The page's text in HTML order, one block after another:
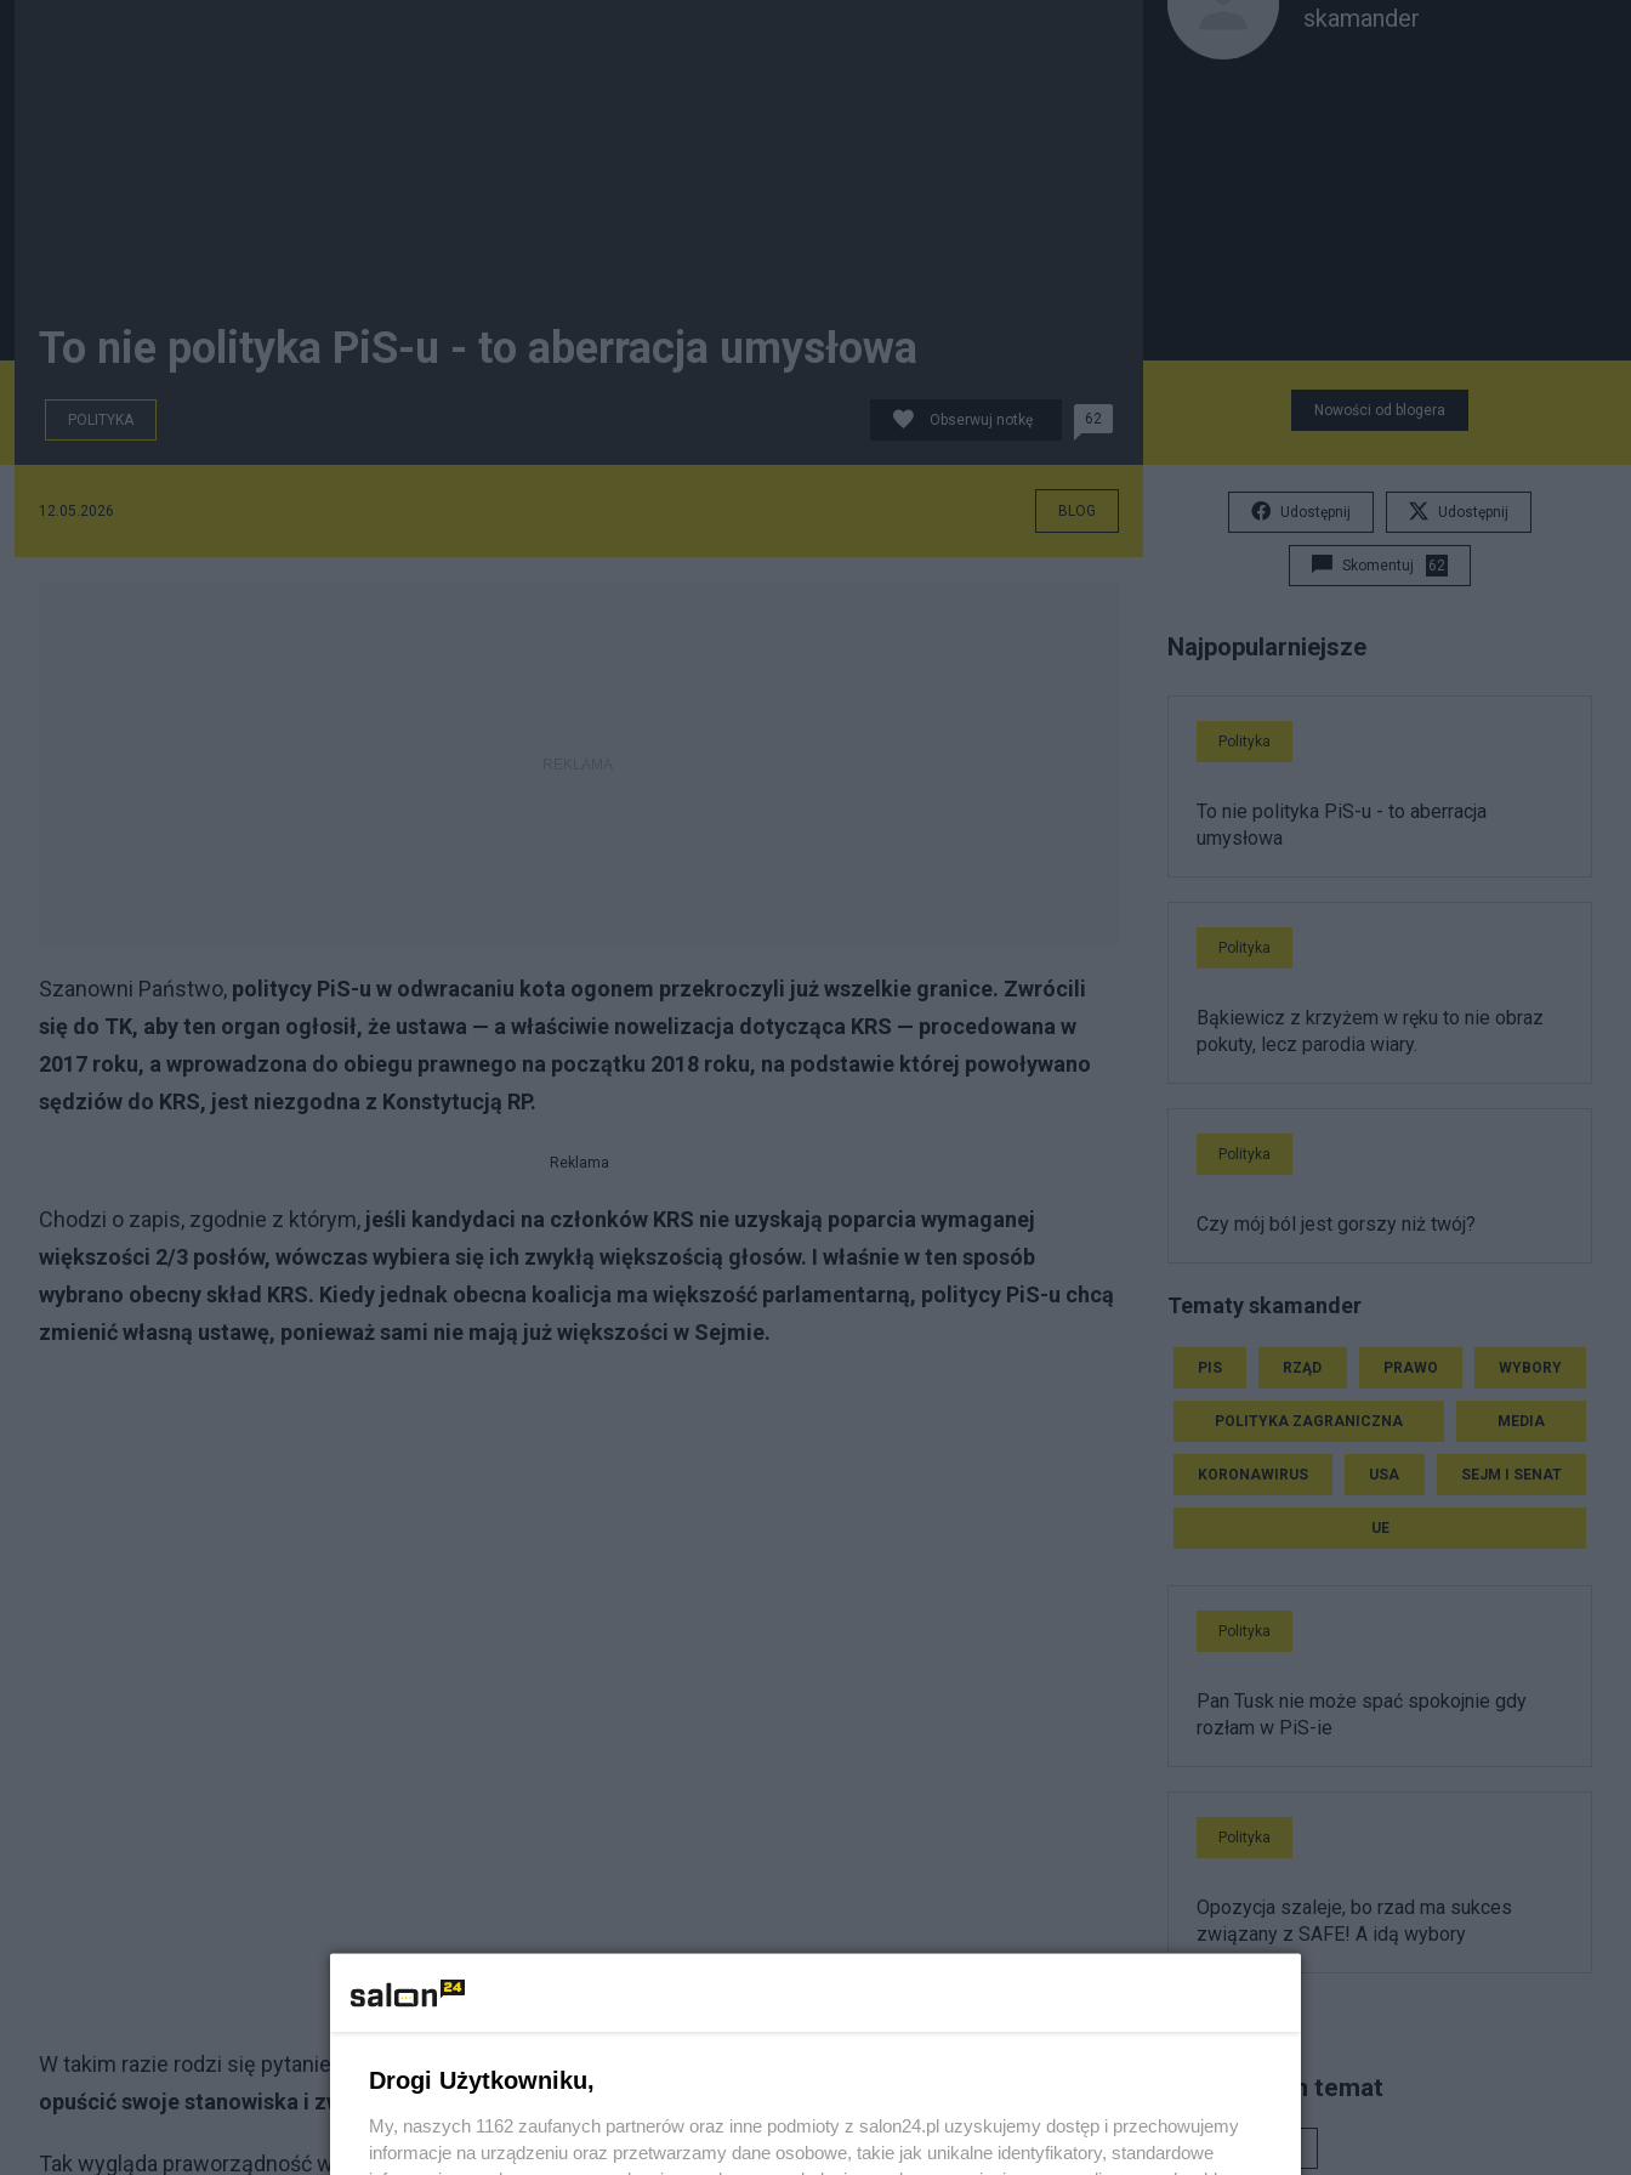
To nie polityka PiS-u - to aberracja umysłowa
POLITYKA Obserwuj notkę 62
12.05.2026 BLOG
Szanowni Państwo, politycy PiS-u w odwracaniu kota ogonem przekroczyli już wszelkie granice. Zwrócili
się do TK, aby ten organ ogłosił, że ustawa — a właściwie nowelizacja dotycząca KRS — procedowana w
2017 roku, a wprowadzona do obiegu prawnego na początku 2018 roku, na podstawie której powoływano
sędziów do KRS, jest niezgodna z Konstytucją RP.
Reklama
Chodzi o zapis, zgodnie z którym, jeśli kandydaci na członków KRS nie uzyskają poparcia wymaganej
większości 2/3 posłów, wówczas wybiera się ich zwykłą większością głosów. I właśnie w ten sposób
wybrano obecny skład KRS. Kiedy jednak obecna koalicja ma większość parlamentarną, politycy PiS-u chcą
zmienić własną ustawę, ponieważ sami nie mają już większości w Sejmie.
W takim razie rodzi się pytanie:
opuścić swoje stanowiska i zwrócić pobrane wynagrodzenia za nielegalne zasiadanie w KRS?
Tak wygląda praworządność w rozumieniu pana Kaczyńskiego i jego akolitów.Nie mogę tylko zrozumieć, jak ci
skamander
Nowości od blogera
Udostępnij Udostępnij
Skomentuj 62
Najpopularniejsze
Polityka
To nie polityka PiS-u - to aberracja
umysłowa
Polityka
Bąkiewicz z krzyżem w ręku to nie obraz
pokuty, lecz parodia wiary.
Polityka
Czy mój ból jest gorszy niż twój?
Tematy skamander
PIS RZĄD PRAWO WYBORY
POLITYKA ZAGRANICZNA MEDIA
KORONAWIRUS USA SEJM I SENAT
UE
Polityka
Pan Tusk nie może spać spokojnie gdy
rozłam w PiS-ie
Polityka
Opozycja szaleje, bo rzad ma sukces
związany z SAFE! A idą wybory
Piszą na ten temat
Drogi Użytkowniku,
My, naszych 1162 zaufanych partnerów oraz inne podmioty z salon24.pl uzyskujemy dostęp i przechowujemy
informacje na urządzeniu oraz przetwarzamy dane osobowe, takie jak unikalne identyfikatory, standardowe